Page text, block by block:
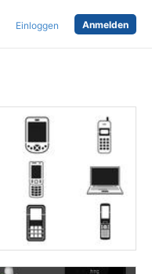
Einloggen Anmelden